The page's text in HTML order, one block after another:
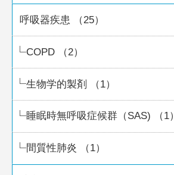
呼吸器疾患 （25）
COPD （2）
生物学的製剤 （1）
睡眠時無呼吸症候群（SAS) （1）
間質性肺炎 （1）